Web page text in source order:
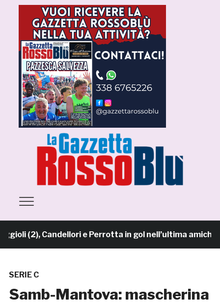
(2), Candellori e Perrotta in gol nell’ultima amichevole.
SERIE C
Samb-Mantova: mascherina